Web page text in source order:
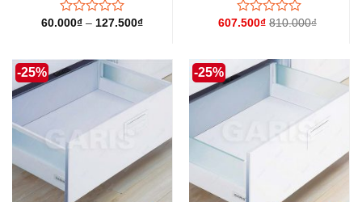
Được
0
5
60.000₫ – 127.500₫
Được
0
5
607.500₫ 810.000₫
-25% -25%